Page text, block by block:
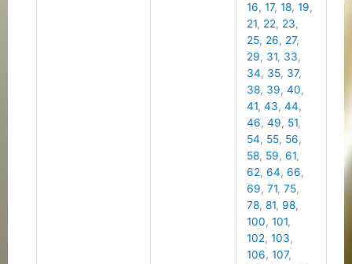
16,17,18,19,
21, 22, 23,
25, 26, 27,
29, 31, 33,
34, 35, 37,
38, 39,40,
41,43,44,
46,49, 51,
54, 55, 56,
58, 59,61,
62,64,66,
69,71,75,
78,81, 98,
100,101,
102,103,
106,107,